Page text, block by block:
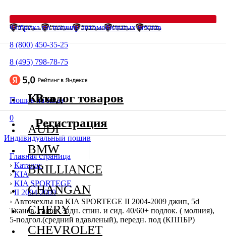
Фабрика по пошиву автомобильных чехлов
8 (800) 450-35-25
8 (495) 798-78-75
Пошив на заказ
0
Индивидуальный пошив
Главная страница
› Каталог
› KIA
› KIA SPORTEGE
› II 2004-2009
› Авточехлы на KIA SPORTEGE II 2004-2009 джип, 5d
Тканев. салон. Задн. спин. и сид. 40/60+ подлок. ( молния),
5-подгол.(средний вдавленый), передн. под (КППБР)
Каталог товаров
AUDI
BMW
BRILLIANCE
CHANGAN
CHERY
CHEVROLET
Вход
Регистрация